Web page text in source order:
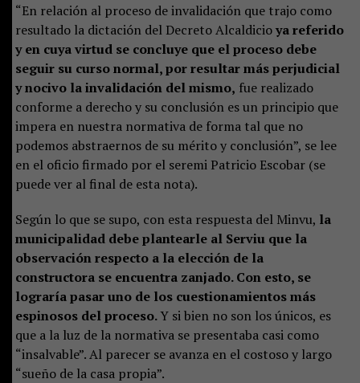
“En relación al proceso de invalidación que trajo como
resultado la dictación del Decreto Alcaldicioya referido
y en cuya virtud se concluye que el proceso debe
seguir su curso normal, por resultar más perjudicial
y nocivo la invalidación del mismo, fue realizado
conforme a derecho y su conclusión es un principio que
impera en nuestra normativa de forma tal que no
podemos abstraernos de su mérito y conclusión”, se lee
en el oficio firmado por el seremi Patricio Escobar (se
puede ver al final de esta nota).
Según lo que se supo, con esta respuesta del Minvu, la
municipalidad debe plantearle al Serviu que la
observación respecto a la elección de la
constructora se encuentra zanjado. Con esto, se
lograría pasar uno de los cuestionamientos más
espinosos del proceso.Y si bien no son los únicos, es
que a la luz de la normativa se presentaba casi como
“insalvable”. Al parecer se avanza en el costoso y largo
“sueño de la casa propia”.